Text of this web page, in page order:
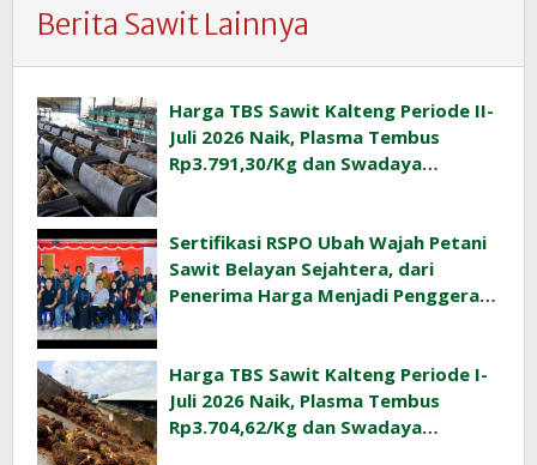
Berita Sawit Lainnya
Harga TBS Sawit Kalteng Periode II-
Juli 2026 Naik, Plasma Tembus
Rp3.791,30/Kg dan Swadaya
Sertifikasi RSPO Ubah Wajah Petani
Sawit Belayan Sejahtera, dari
Penerima Harga Menjadi Penggerak
Harga TBS Sawit Kalteng Periode I-
Juli 2026 Naik, Plasma Tembus
Rp3.704,62/Kg dan Swadaya